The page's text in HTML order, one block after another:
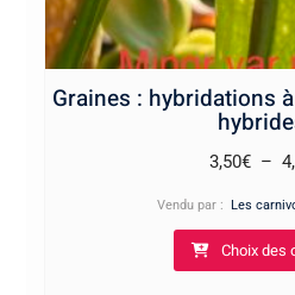
Graines : hybridations
3,50€ –
Vendu par :Les
Choix des